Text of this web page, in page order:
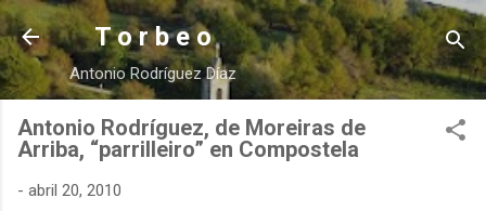
Ir al contenido principal
T o r b e o
Antonio Rodríguez Díaz
Antonio Rodríguez, de Moreiras de
Arriba, “parrilleiro” en Compostela
- abril 20, 2010